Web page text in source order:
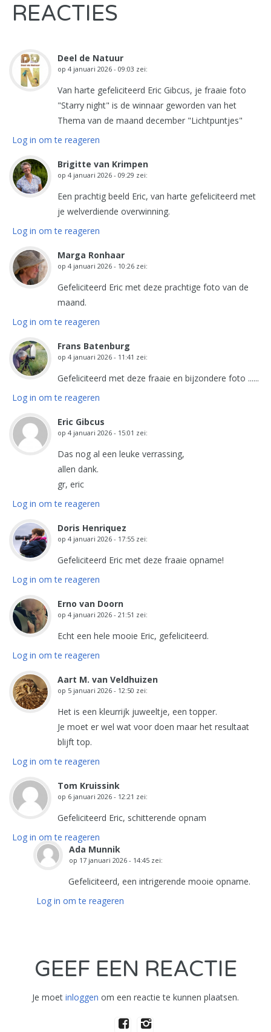
REACTIES
Deel de Natuur
op 4 januari 2026 - 09:03 zei:
Van harte gefeliciteerd Eric Gibcus, je fraaie foto
"Starry night" is de winnaar geworden van het
Thema van de maand december "Lichtpuntjes"
Log in om te reageren
Brigitte van Krimpen
op 4 januari 2026 - 09:29 zei:
Een prachtig beeld Eric, van harte gefeliciteerd met
je welverdiende overwinning.
Log in om te reageren
Marga Ronhaar
op 4 januari 2026 - 10:26 zei:
Gefeliciteerd Eric met deze prachtige foto van de
maand.
Log in om te reageren
Frans Batenburg
op 4 januari 2026 - 11:41 zei:
Gefeliciteerd met deze fraaie en bijzondere foto ......
Log in om te reageren
Eric Gibcus
op 4 januari 2026 - 15:01 zei:
Das nog al een leuke verrassing,
allen dank.
gr, eric
Log in om te reageren
Doris Henriquez
op 4 januari 2026 - 17:55 zei:
Gefeliciteerd Eric met deze fraaie opname!
Log in om te reageren
Erno van Doorn
op 4 januari 2026 - 21:51 zei:
Echt een hele mooie Eric, gefeliciteerd.
Log in om te reageren
Aart M. van Veldhuizen
op 5 januari 2026 - 12:50 zei:
Het is een kleurrijk juweeltje, een topper.
Je moet er wel wat voor doen maar het resultaat
blijft top.
Log in om te reageren
Tom Kruissink
op 6 januari 2026 - 12:21 zei:
Gefeliciteerd Eric, schitterende opnam
Log in om te reageren
Ada Munnik
op 17 januari 2026 - 14:45 zei:
Gefeliciteerd, een intrigerende mooie opname.
Log in om te reageren
GEEF EEN REACTIE
Je moet inloggen om een reactie te kunnen plaatsen.